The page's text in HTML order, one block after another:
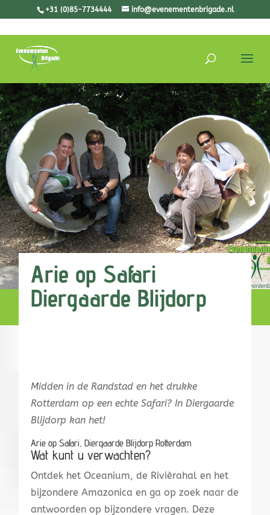
+31 (0)85-7734444 info@evenementenbrigade.nl
Arie op Safari
Diergaarde Blijdorp
Midden in de Randstad en het drukke
Rotterdam op een echte Safari? In Diergaarde
Blijdorp kan het!
Arie op Safari, Diergaarde Blijdorp Rotterdam
Wat kunt u verwachten?
Ontdek het Oceanium, de Rivièrahal en het
bijzondere Amazonica en ga op zoek naar de
antwoorden op bijzondere vragen. Deze